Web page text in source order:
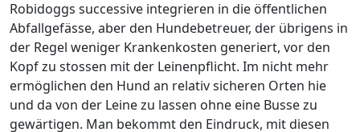
Robidoggs successive integrieren in die öffentlichen
Abfallgefässe, aber den Hundebetreuer, der übrigens in
der Regel weniger Krankenkosten generiert, vor den
Kopf zu stossen mit der Leinenpflicht. Im nicht mehr
ermöglichen den Hund an relativ sicheren Orten hie
und da von der Leine zu lassen ohne eine Busse zu
gewärtigen. Man bekommt den Eindruck, mit diesen